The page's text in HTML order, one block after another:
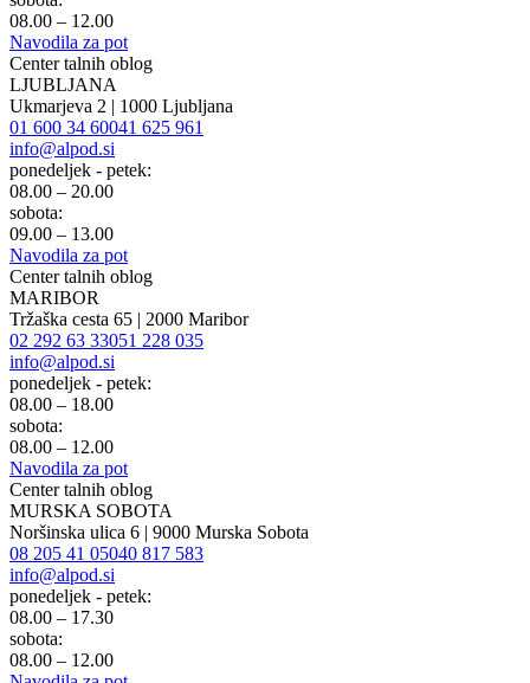
08.00 – 12.00
Navodila za pot
Center talnih oblog
LJUBLJANA
Ukmarjeva 2 | 1000 Ljubljana
01 600 34 60041 625 961
info@alpod.si
ponedeljek - petek:
08.00 – 20.00
sobota:
09.00 – 13.00
Navodila za pot
Center talnih oblog
MARIBOR
Tržaška cesta 65 | 2000 Maribor
02 292 63 33051 228 035
info@alpod.si
ponedeljek - petek:
08.00 – 18.00
sobota:
08.00 – 12.00
Navodila za pot
Center talnih oblog
MURSKA SOBOTA
Noršinska ulica 6 | 9000 Murska Sobota
08 205 41 05040 817 583
info@alpod.si
ponedeljek - petek:
08.00 – 17.30
sobota:
08.00 – 12.00